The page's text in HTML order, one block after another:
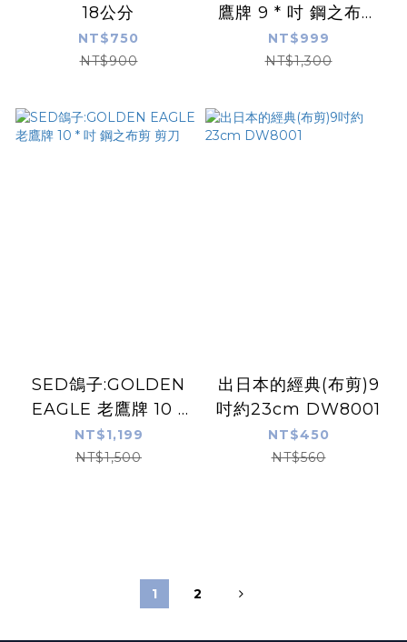
18公分
NT$750
NT$900
鷹牌 9 * 吋 鋼之布剪
剪刀
NT$999
NT$1,300
SED鴿子:GOLDEN
EAGLE 老鷹牌 10 *
吋 鋼之布剪 剪刀
NT$1,199
NT$1,500
出日本的經典(布剪)9
吋約23cm DW8001
NT$450
NT$560
1 2